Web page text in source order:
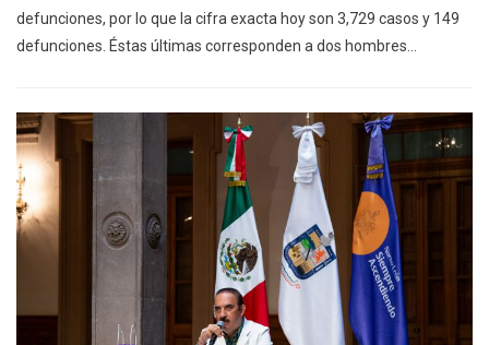
defunciones, por lo que la cifra exacta hoy son 3,729 casos y 149
defunciones. Éstas últimas corresponden a dos hombres…